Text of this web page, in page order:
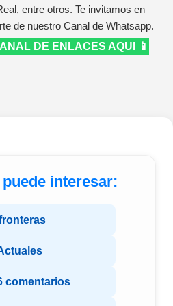
entre otros. Te invitamos en
de nuestro Canal de Whatsapp.
DE ENLACES AQUI 📱
interesar:
comentarios